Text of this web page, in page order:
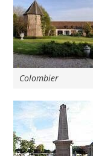
Colombier